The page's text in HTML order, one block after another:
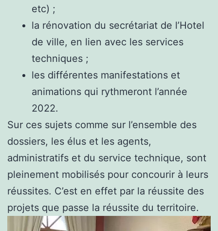
etc) ;
la rénovation du secrétariat de l’Hotel
de ville, en lien avec les services
techniques ;
les différentes manifestations et
animations qui rythmeront l’année
2022.
Sur ces sujets comme sur l’ensemble des
dossiers, les élus et les agents,
administratifs et du service technique, sont
pleinement mobilisés pour concourir à leurs
réussites. C’est en effet par la réussite des
projets que passe la réussite du territoire.